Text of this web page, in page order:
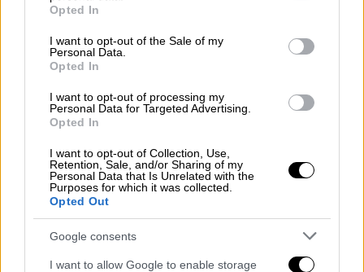
use your data for below specified purposes in below Google
consent section.
Opted In
I want to opt-out of the Sale of my
Personal Data.
Opted In
I want to opt-out of processing my
Personal Data for Targeted Advertising.
Opted In
I want to opt-out of Collection, Use,
Retention, Sale, and/or Sharing of my
Personal Data that Is Unrelated with the
Purposes for which it was collected.
Opted Out
Google consents
I want to allow Google to enable storage
Πολιτική|29.07.2023 23:47
Συνάντηση Κικίλια με Τσούνη: «Θα
συνεχίσουμε να βοηθούμε την Ελλάδα σε
αυτή την ώρα ανάγκης - Πρόσθετα
εναέρια μέσα σε πλοίο στο Νότιο Αιγαίο»
Συνάντηση με τον πρέσβη των ΗΠΑ Γιώργο
Τσούνη είχε σήμερα το απόγευμα ο
υπουργός Κλιματικής Κρίσης και Πολιτικής
Προστασίας Βασίλης Κικίλιας, παρουσία του
υφυπουργού Κλιματικής Κρίσης και
Πολιτικής Προστασίας Ευάγγελου Τουρνά